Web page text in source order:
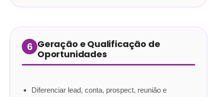
6 Geração e Qualificação de
Oportunidades
Diferenciar lead, conta, prospect, reunião e